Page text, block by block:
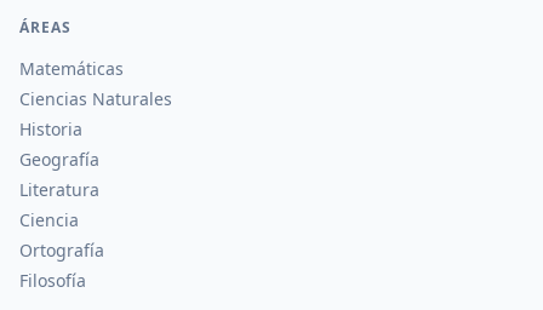
ÁREAS
Matemáticas
Ciencias Naturales
Historia
Geografía
Literatura
Ciencia
Ortografía
Filosofía